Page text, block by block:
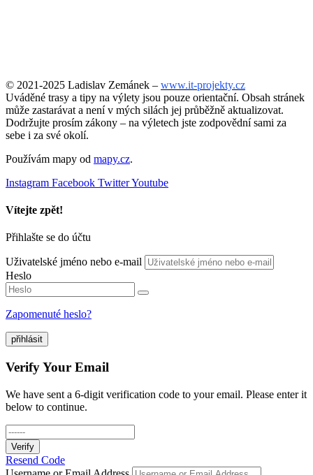
© 2021-2025 Ladislav Zemánek – www.it-projekty.cz
Uváděné trasy a tipy na výlety jsou pouze orientační. Obsah stránek
může zastarávat a není v mých silách jej průběžně aktualizovat.
Dodržujte prosím zákony – na výletech jste zodpovědní sami za
sebe i za své okolí.
Používám mapy od mapy.cz.
Instagram Facebook TwitterYoutube
Vítejte zpět!
Přihlašte se do účtu
Uživatelské jméno nebo e-mail
Heslo
Zapomenuté heslo?
přihlásit
Verify Your Email
We have sent a 6-digit verification code to your email. Please enter it
below to continue.
Verify
Resend Code